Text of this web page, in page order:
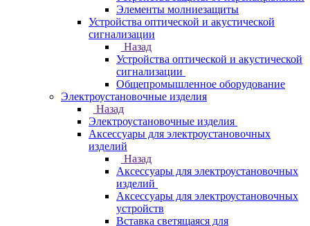
Элементы молниезащиты
Устройства оптической и акустической
сигнализации
Назад
Устройства оптической и акустической
сигнализации
Общепромышленное оборудование
Электроустановочные изделия
Назад
Электроустановочные изделия
Аксессуары для электроустановочных
изделий
Назад
Аксессуары для электроустановочных
изделий
Аксессуары для электроустановочных
устройств
Вставка светящаяся для